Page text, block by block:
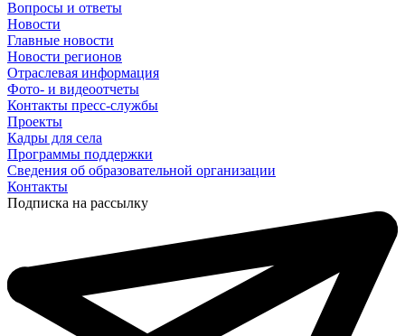
Вопросы и ответы
Новости
Главные новости
Новости регионов
Отраслевая информация
Фото- и видеоотчеты
Контакты пресс-службы
Проекты
Кадры для села
Программы поддержки
Сведения об образовательной организации
Контакты
Подписка на рассылку